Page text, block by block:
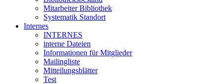
Mitarbeiter Bibliothek
Systematik Standort
Internes
INTERNES
interne Dateien
Informationen für Mitglieder
Mailingliste
Mitteilungsblätter
Test